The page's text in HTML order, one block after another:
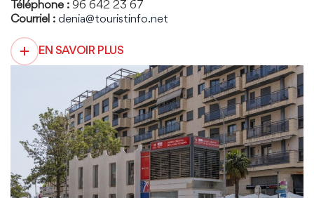
Téléphone : 96 642 23 67
Courriel : denia@touristinfo.net
EN SAVOIR PLUS